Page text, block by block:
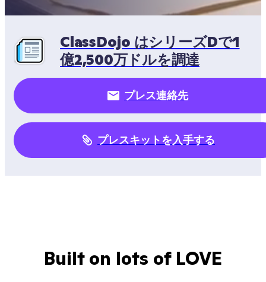
ClassDojo はシリーズDで1
億2,500万ドルを調達
プレス連絡先
プレスキットを入手する
Built on lots of LOVE